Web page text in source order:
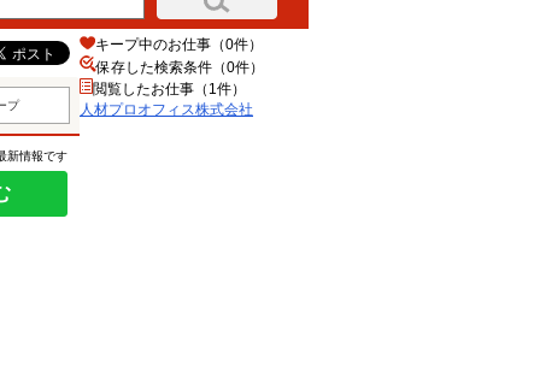
プ
新情報です
キープ中のお仕事（0件）
保存した検索条件（0件）
閲覧したお仕事（1件）
人材プロオフィス株式会社